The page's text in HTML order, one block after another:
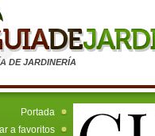
DE JARDINERÍA
Portada
a favoritos